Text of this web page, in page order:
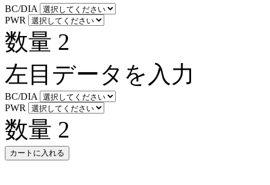
BC/DIA
PWR
数量 2
左目データを入力
BC/DIA
PWR
数量 2
カートに入れる